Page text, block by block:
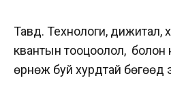
Тавд. Технологи, дижитал,
квантын тооцоолол, болон
өрнөж буй хурдтай бөгөөд